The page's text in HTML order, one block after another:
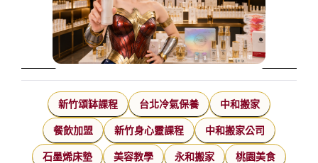
新竹頌缽課程 台北冷氣保養 中和搬家
餐飲加盟 新竹身心靈課程 中和搬家公司
石墨烯床墊 美容教學 永和搬家 桃園美食